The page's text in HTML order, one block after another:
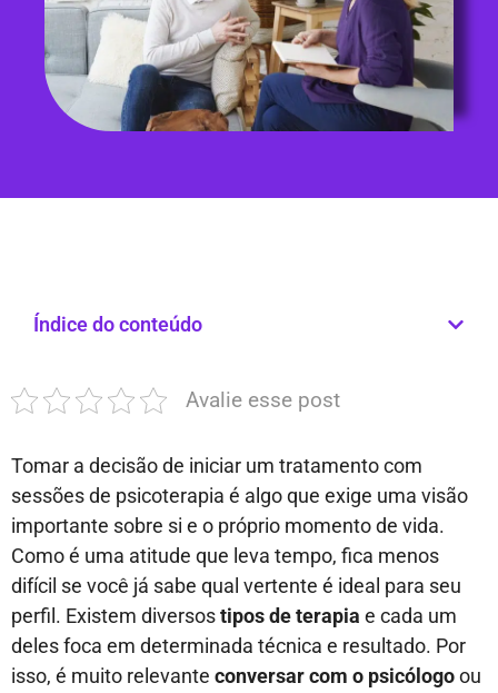
Índice do conteúdo
Avalie esse post
Tomar a decisão de iniciar um tratamento com
sessões de psicoterapia é algo que exige uma visão
importante sobre si e o próprio momento de vida.
Como é uma atitude que leva tempo, fica menos
difícil se você já sabe qual vertente é ideal para seu
perfil. Existem diversostipos de terapia e cada um
deles foca em determinada técnica e resultado. Por
isso, é muito relevante conversar com o psicólogoou